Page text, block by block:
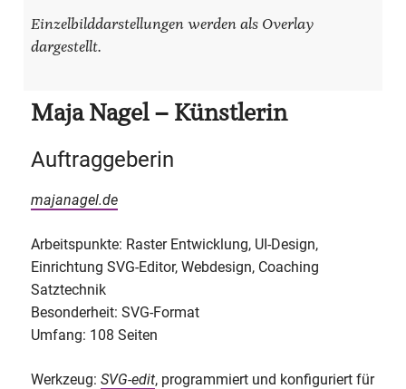
Einzelbilddarstellungen werden als Overlay
dargestellt.
Maja Nagel – Künstlerin
Auftraggeberin
majanagel.de
Arbeitspunkte: Raster Entwicklung, UI-Design,
Einrichtung SVG-Editor, Webdesign, Coaching
Satztechnik
Besonderheit: SVG-Format
Umfang: 108 Seiten
Werkzeug:SVG-edit, programmiert und konfiguriert für